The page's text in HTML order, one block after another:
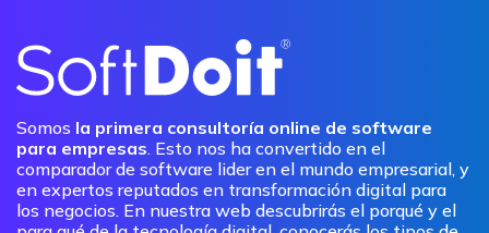
Somos la primera consultoría online de software
para empresas. Esto nos ha convertido en el
comparador de software lider en el mundo empresarial, y
en expertos reputados en transformación digital para
los negocios. En nuestra web descubrirás el porqué y el